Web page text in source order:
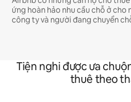
ứng hoàn hảo nhu cầu chỗ ở cho
công ty và người đang chuyển
Tiện nghi được ưa
thuê theo